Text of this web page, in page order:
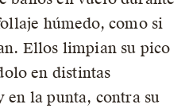
húmedo, como si
Ellos limpian su pico
en distintas
en la punta, contra su